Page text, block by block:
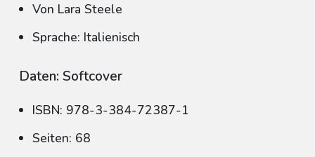
Von Lara Steele
Sprache: Italienisch
Daten: Softcover
ISBN: 978-3-384-72387-1
Seiten: 68